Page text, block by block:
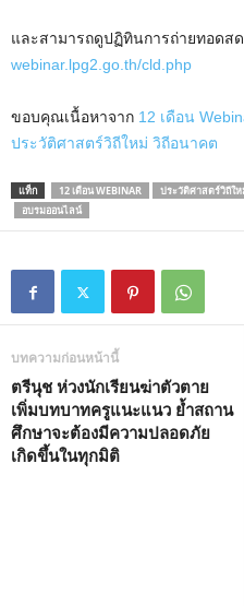
และสามารถดูปฏิทินการถ่ายทอดส
webinar.lpg2.go.th/cld.php
ขอบคุณเนื้อหาจาก 12 เดือน
ประวัติศาสตร์วิถีใหม่ วิถีอนาคต
แท็ก 12 เดือน WEBINAR ประวัติศาสตร์วิถีใ
อบรมออนไลน์
บทความก่อนหน้านี้
ตรีนุช ห่วงนักเรียนฆ่าตัวตาย
เพิ่มบทบาทครูแนะแนว ย้ำสถาน
ศึกษาจะต้องมีความปลอดภัย
เกิดขึ้นในทุกมิติ